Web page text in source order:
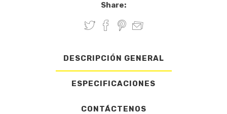
Share:
DESCRIPCIÓN GENERAL
ESPECIFICACIONES
CONTÁCTENOS